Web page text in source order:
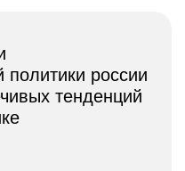
политики россии
тенденций